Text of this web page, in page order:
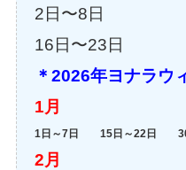
2日〜8日
16日〜23日
＊2026年ヨナラウ
1月
1日～7日 15日～22日 30
2月